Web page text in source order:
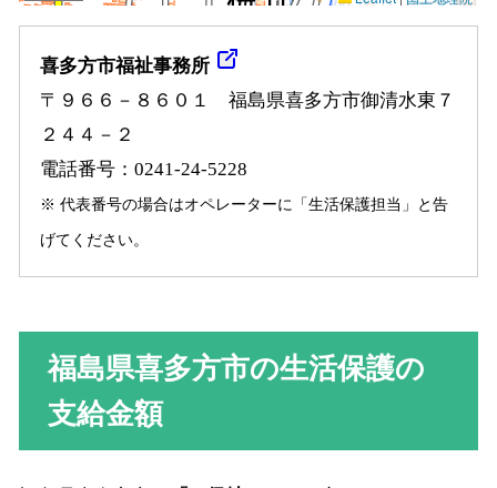
喜多方市福祉事務所
〒９６６－８６０１ 福島県喜多方市御清水東７
２４４－２
電話番号：0241-24-5228
※ 代表番号の場合はオペレーターに「生活保護担当」と告
げてください。
福島県喜多方市の生活保護の
支給金額